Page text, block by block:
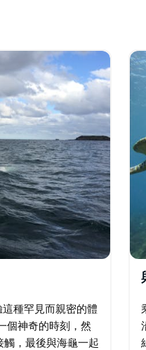
種罕見而親密的體
個神奇的時刻，然
，最後與海龜一起